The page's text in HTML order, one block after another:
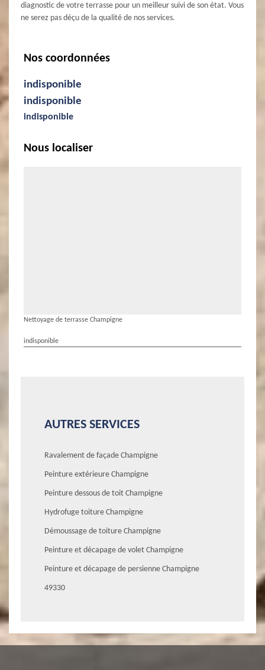
diagnostic de votre terrasse pour un meilleur suivi de son état. Vous
ne serez pas déçu de la qualité de nos services.
Nos coordonnées
indisponible
indisponible
indisponible
Nous localiser
Nettoyage de terrasse Champigne
indisponible
AUTRES SERVICES
Ravalement de façade Champigne
Peinture extérieure Champigne
Peinture dessous de toit Champigne
Hydrofuge toiture Champigne
Démoussage de toiture Champigne
Peinture et décapage de volet Champigne
Peinture et décapage de persienne Champigne
49330